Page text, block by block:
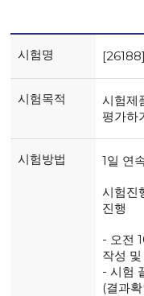
시험명
시험목적
시험제
평가하
시험방법 1일 연
시험진
진행
- 오전
작성
- 시험
(결과